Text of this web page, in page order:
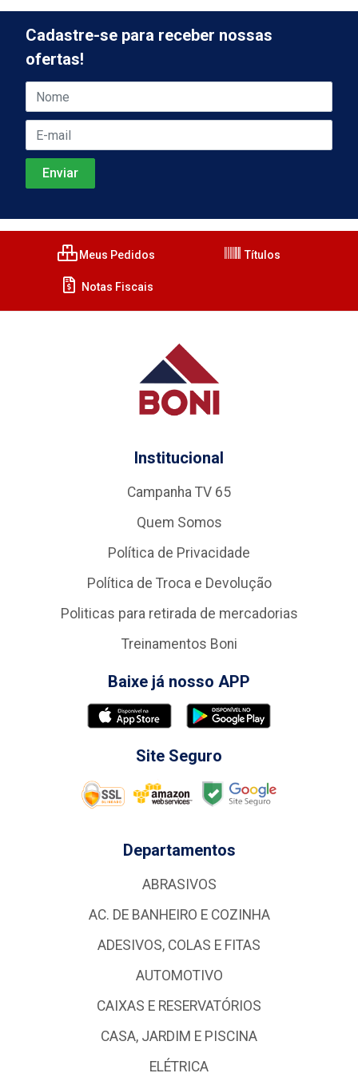
Cadastre-se para receber nossas
ofertas!
Meus Pedidos Títulos
Notas Fiscais
Institucional
Campanha TV 65
Quem Somos
Política de Privacidade
Política de Troca e Devolução
Politicas para retirada de mercadorias
Treinamentos Boni
Baixe já nosso APP
Site Seguro
Departamentos
ABRASIVOS
AC. DE BANHEIRO E COZINHA
ADESIVOS, COLAS E FITAS
AUTOMOTIVO
CAIXAS E RESERVATÓRIOS
CASA, JARDIM E PISCINA
ELÉTRICA